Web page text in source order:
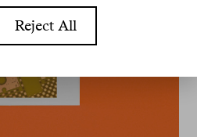
Reject All